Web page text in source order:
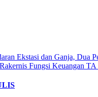
Ekstasi dan Ganja, Dua
Fungsi Keuangan